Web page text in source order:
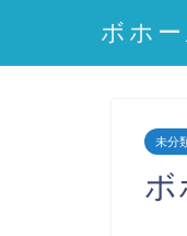
ボホ
未分
ボ